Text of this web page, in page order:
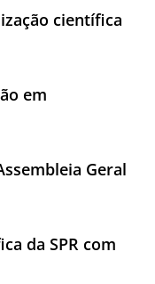
científica
em
Geral
da SPR com